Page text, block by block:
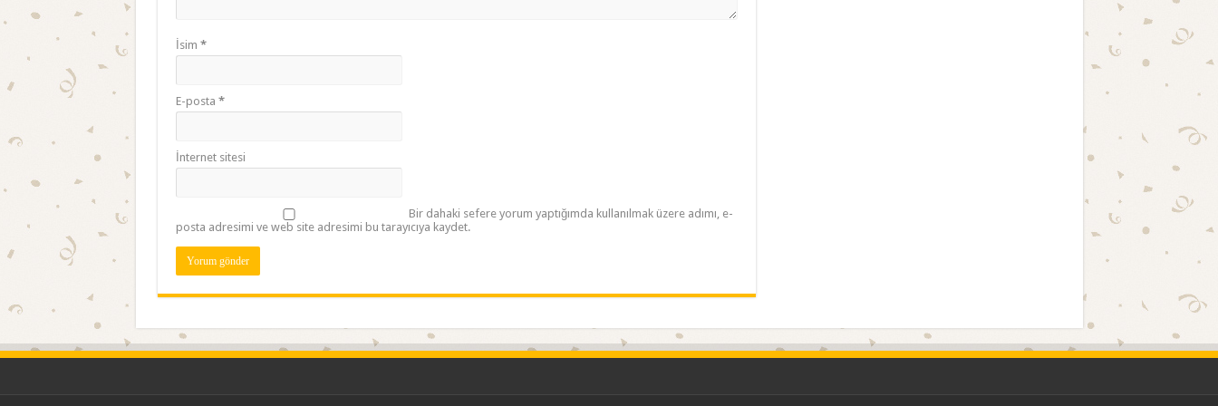
İsim *
E-posta *
İnternet sitesi
Bir dahaki sefere yorum yaptığımda kullanılmak üzere adımı, e-
posta adresimi ve web site adresimi bu tarayıcıya kaydet.